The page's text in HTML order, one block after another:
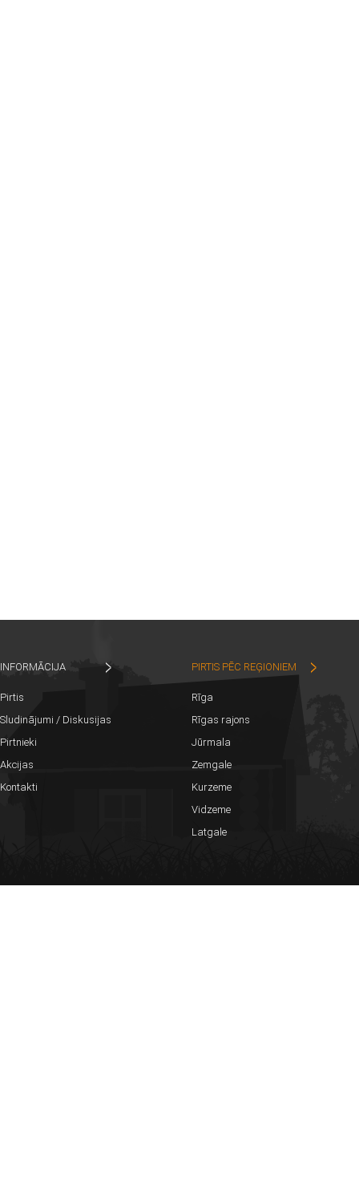
INFORMĀCIJA
Pirtis
Sludinājumi / Diskusijas
Pirtnieki
Akcijas
Kontakti
PIRTIS PĒC REĢIONIEM
Rīga
Rīgas rajons
Jūrmala
Zemgale
Kurzeme
Vidzeme
Latgale